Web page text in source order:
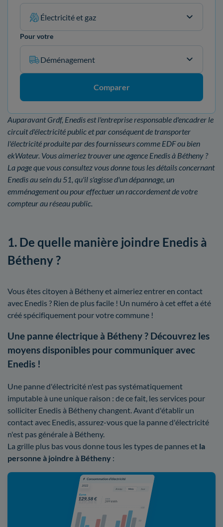
Électricité et gaz
Pour votre
Déménagement
Comparer
Auparavant Grdf, Enedis est l'entreprise responsable d'encadrer le
circuit d'électricité public et par conséquent de transporter
l'électricité produite par des fournisseurs comme EDF ou bien
ekWateur. Vous aimeriez trouver une agence Enedis à Bétheny ?
La page que vous consultez vous donne tous les détails concernant
Enedis au sein du 51, qu'il s'agisse d'un dépannage, un
emménagement ou pour effectuer un raccordement de votre
compteur au réseau public.
1. De quelle manière joindre Enedis à
Bétheny ?
Vous êtes citoyen à Bétheny et aimeriez entrer en contact
avec Enedis ? Rien de plus facile ! Un numéro à cet effet a été
créé spécifiquement pour votre commune !
Une panne électrique à Bétheny ? Découvrez les
moyens disponibles pour communiquer avec
Enedis !
Une panne d'électricité n'est pas systématiquement
imputable à une unique raison : de ce fait, les services pour
solliciter Enedis à Bétheny changent. Avant d'établir un
contact avec Enedis, assurez-vous que la panne d'électricité
n'est pas générale à Bétheny.
La grille plus bas vous donne tous les types de pannes et la
personne à joindre à Bétheny :